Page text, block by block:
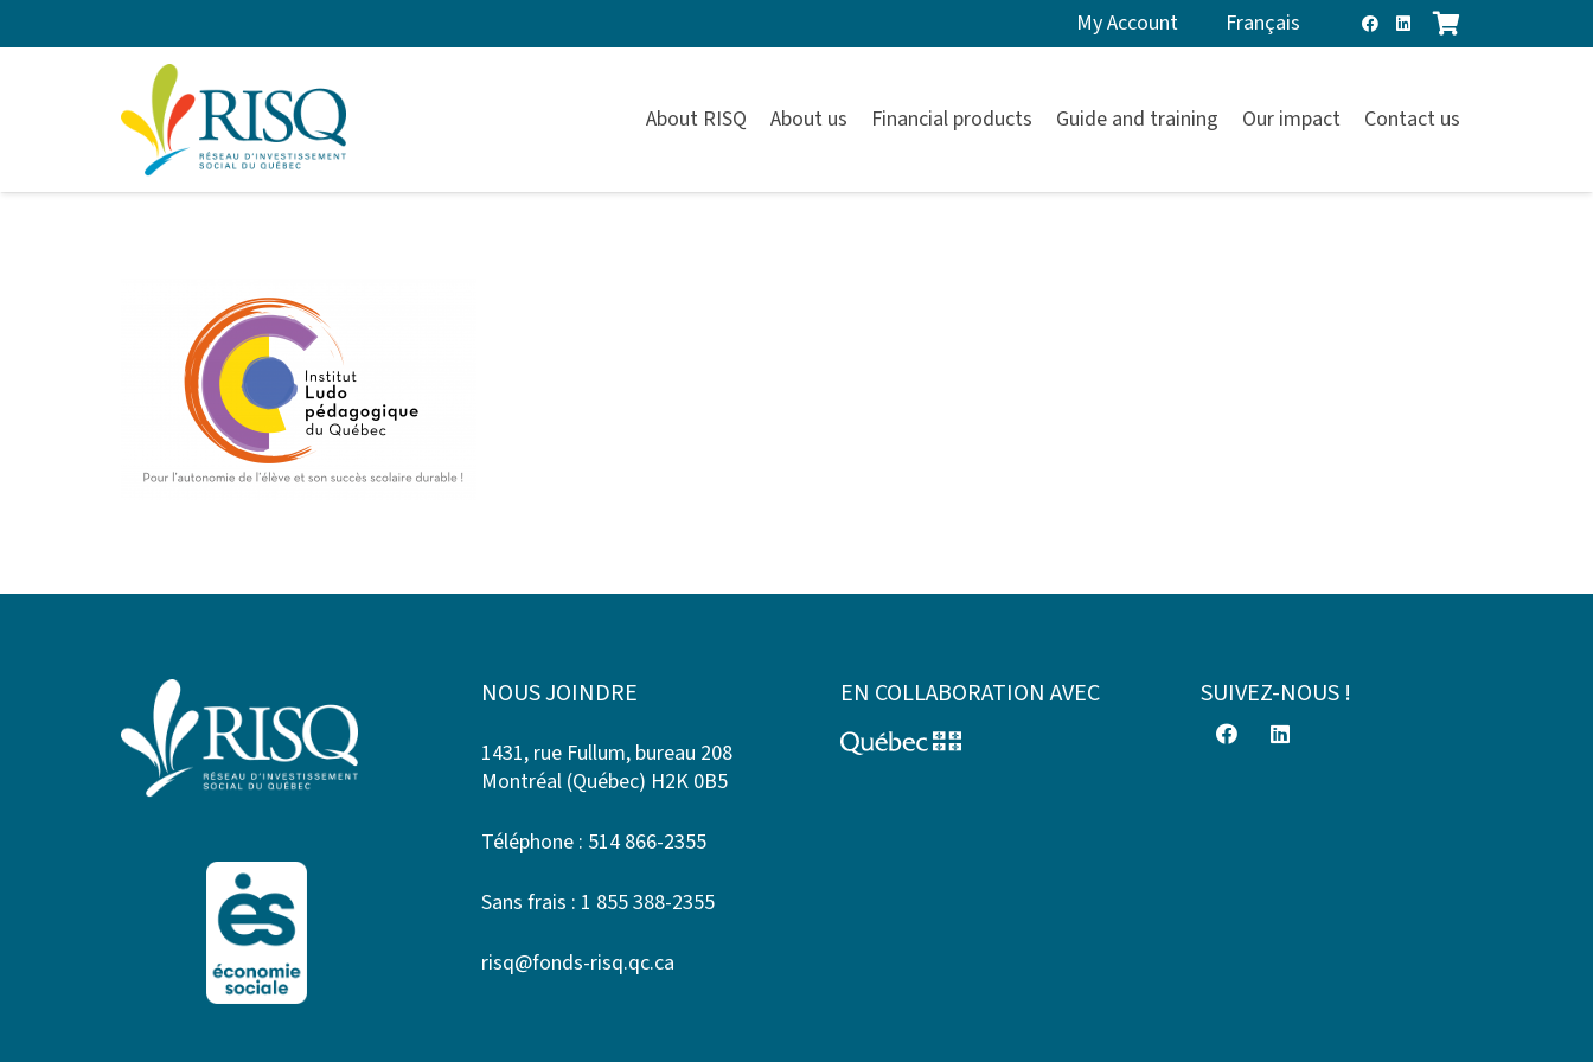
My Account Français
About RISQ About us Financial products Guide and training Our impact Contact us
NOUS JOINDRE
1431, rue Fullum, bureau 208
Montréal (Québec) H2K 0B5
Téléphone : 514 866-2355
Sans frais : 1 855 388-2355
risq@fonds-risq.qc.ca
EN COLLABORATION AVEC SUIVEZ-NOUS !